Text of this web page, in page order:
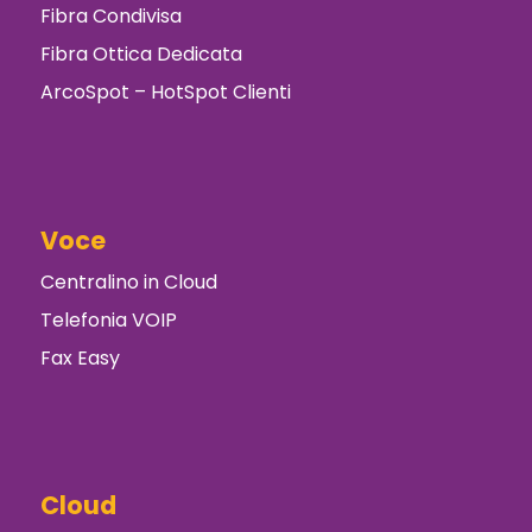
Fibra Condivisa
Fibra Ottica Dedicata
ArcoSpot – HotSpot Clienti
Voce
Centralino in Cloud
Telefonia VOIP
Fax Easy
Cloud